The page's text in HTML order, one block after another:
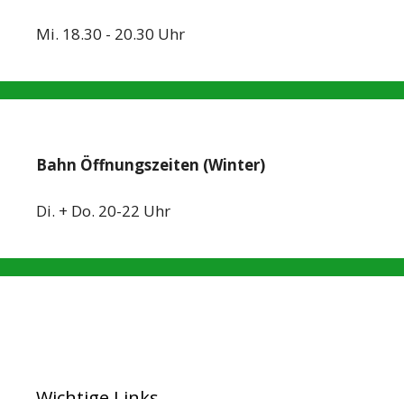
Mi. 18.30 - 20.30 Uhr
Bahn Öffnungszeiten (Winter)
Di. + Do. 20-22 Uhr